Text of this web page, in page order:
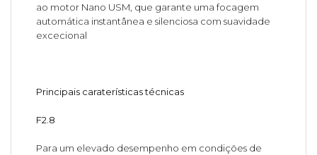
ao motor Nano USM, que garante uma focagem
automática instantânea e silenciosa com suavidade
excecional
Principais caraterísticas técnicas
F2.8
Para um elevado desempenho em condições de